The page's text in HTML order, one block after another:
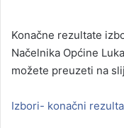
Konačne rezultate
Načelnika Općine
možete preuzeti na
Izbori- konačni